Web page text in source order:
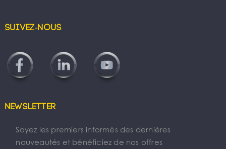
Suivez-nous
Newsletter
Soyez les premiers informés des dernières
nouveautés et bénéficiez de nos offres